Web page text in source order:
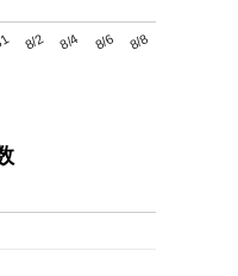
8/2 8/4 8/6 8/8